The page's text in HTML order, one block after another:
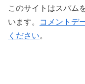
このサイトはスパム
います。
コメントデ
ください。